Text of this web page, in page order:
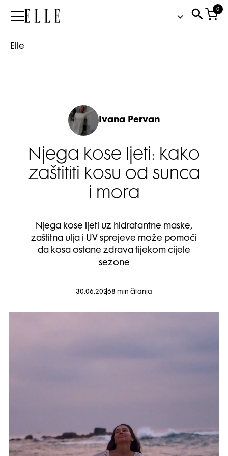
Elle
0
Elle
Njega kose ljeti: kako
zaštititi kosu od sunca
i mora
Njega kose ljeti uz hidratantne maske,
zaštitna ulja i UV sprejeve može pomoći
da kosa ostane zdrava tijekom cijele
sezone
30.06.20268 min čitanja
Ivana Pervan